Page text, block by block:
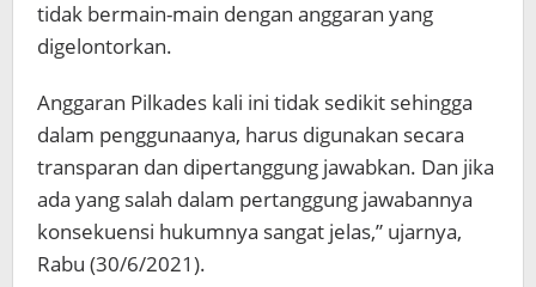
tidak bermain-main dengan anggaran yang
digelontorkan.
Anggaran Pilkades kali ini tidak sedikit sehingga
dalam penggunaanya, harus digunakan secara
transparan dan dipertanggung jawabkan. Dan jika
ada yang salah dalam pertanggung jawabannya
konsekuensi hukumnya sangat jelas,” ujarnya,
Rabu (30/6/2021).